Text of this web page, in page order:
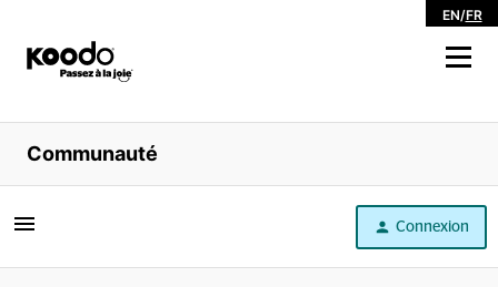
EN/FR
Magasiner
Libre service
Aide
Communauté
Connexion